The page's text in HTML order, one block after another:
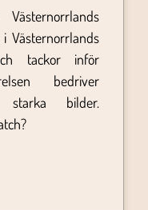
Västernorrlands
tackor inför
bedriver
bilder.